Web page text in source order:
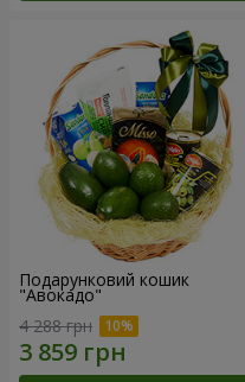
Подарунковий кошик
"Авокадо"
4 288 грн